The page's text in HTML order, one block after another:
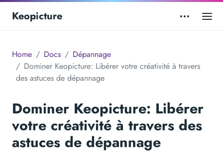
Keopicture
Home Docs
Dépannage
Dominer Keopicture: Libérer votre créativité à travers
des astuces de dépannage
Dominer Keopicture: Libérer
votre créativité à travers des
astuces de dépannage